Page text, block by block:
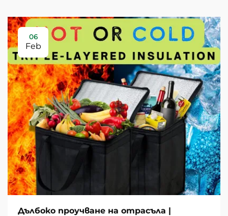
06
Feb
Дълбоко проучване на отрасъла |